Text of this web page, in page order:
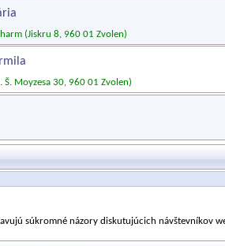
(Jiskru 8, 960 01 Zvolen)
Š. Moyzesa 30, 960 01 Zvolen)
súkromné názory diskutujúcich návštevníkov